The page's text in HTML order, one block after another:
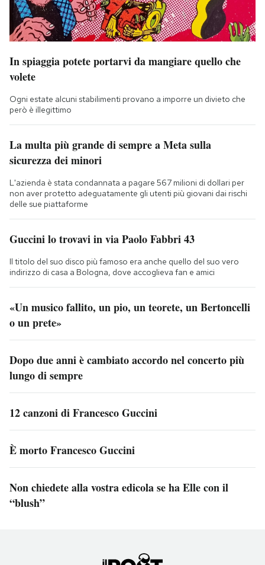
In spiaggia potete portarvi da mangiare quello che
volete
Ogni estate alcuni stabilimenti provano a imporre un divieto che
però è illegittimo
La multa più grande di sempre a Meta sulla
sicurezza dei minori
L'azienda è stata condannata a pagare 567 milioni di dollari per
non aver protetto adeguatamente gli utenti più giovani dai rischi
delle sue piattaforme
Guccini lo trovavi in via Paolo Fabbri 43
Il titolo del suo disco più famoso era anche quello del suo vero
indirizzo di casa a Bologna, dove accoglieva fan e amici
«Un musico fallito, un pio, un teorete, un Bertoncelli
o un prete»
Dopo due anni è cambiato accordo nel concerto più
lungo di sempre
12 canzoni di Francesco Guccini
È morto Francesco Guccini
Non chiedete alla vostra edicola se ha Elle con il
“blush”